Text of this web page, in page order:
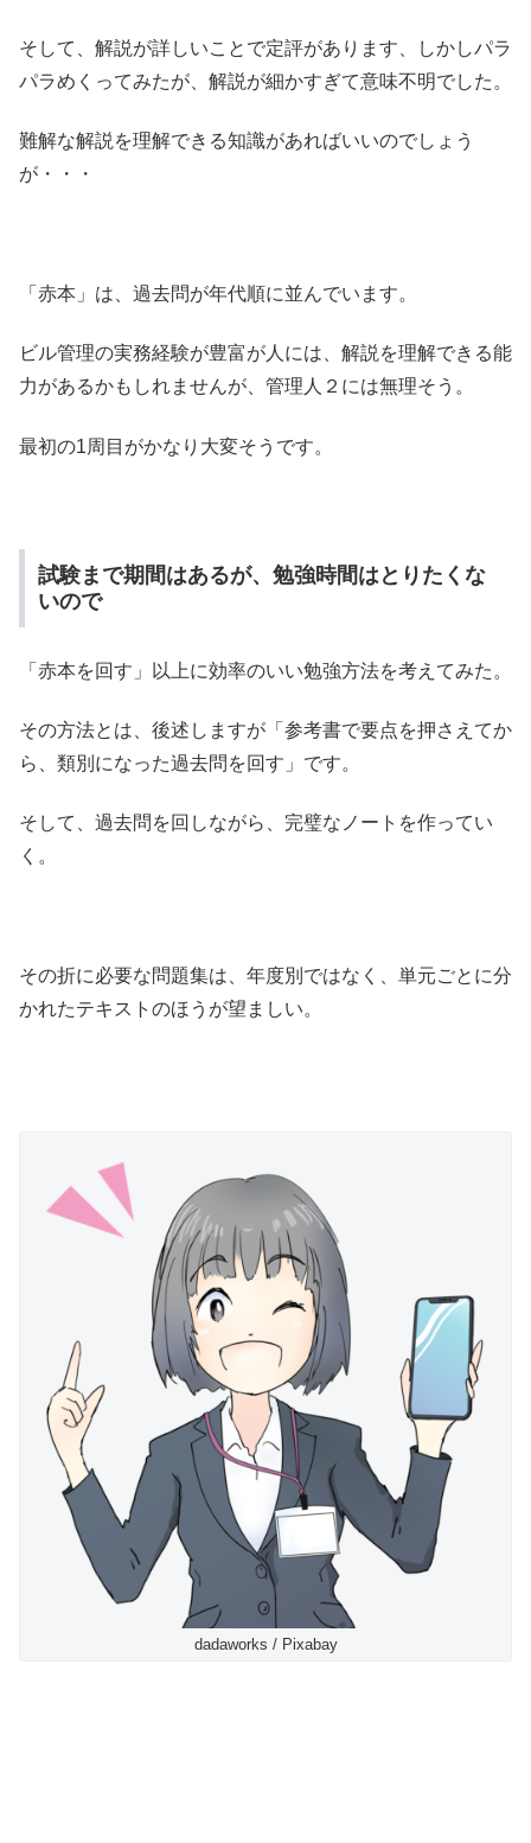
そして、解説が詳しいことで定評があります、しかしパラ
パラめくってみたが、解説が細かすぎて意味不明でした。
難解な解説を理解できる知識があればいいのでしょう
が・・・
「赤本」は、過去問が年代順に並んでいます。
ビル管理の実務経験が豊富が人には、解説を理解できる能
力があるかもしれませんが、管理人２には無理そう。
最初の1周目がかなり大変そうです。
試験まで期間はあるが、勉強時間はとりたくな
いので
「赤本を回す」以上に効率のいい勉強方法を考えてみた。
その方法とは、後述しますが「参考書で要点を押さえてか
ら、類別になった過去問を回す」です。
そして、過去問を回しながら、完璧なノートを作ってい
く。
その折に必要な問題集は、年度別ではなく、単元ごとに分
かれたテキストのほうが望ましい。
dadaworks / Pixabay